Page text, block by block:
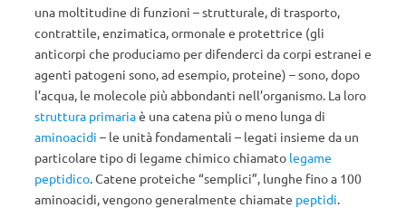
una moltitudine di funzioni – strutturale, di trasporto,
contrattile, enzimatica, ormonale e protettrice (gli
anticorpi che produciamo per difenderci da corpi estranei e
agenti patogeni sono, ad esempio, proteine) – sono, dopo
l’acqua, le molecole più abbondanti nell’organismo. La loro
struttura primariaè una catena più o meno lunga di
aminoacidi – le unità fondamentali – legati insieme da un
particolare tipo di legame chimico chiamato legame
peptidico. Catene proteiche “semplici”, lunghe fino a 100
aminoacidi, vengono generalmente chiamate peptidi.